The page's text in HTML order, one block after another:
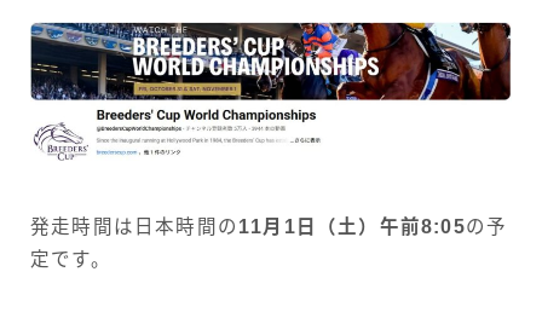
発走時間は日本時間の 11月1日（土）午前8:05の予
定です。